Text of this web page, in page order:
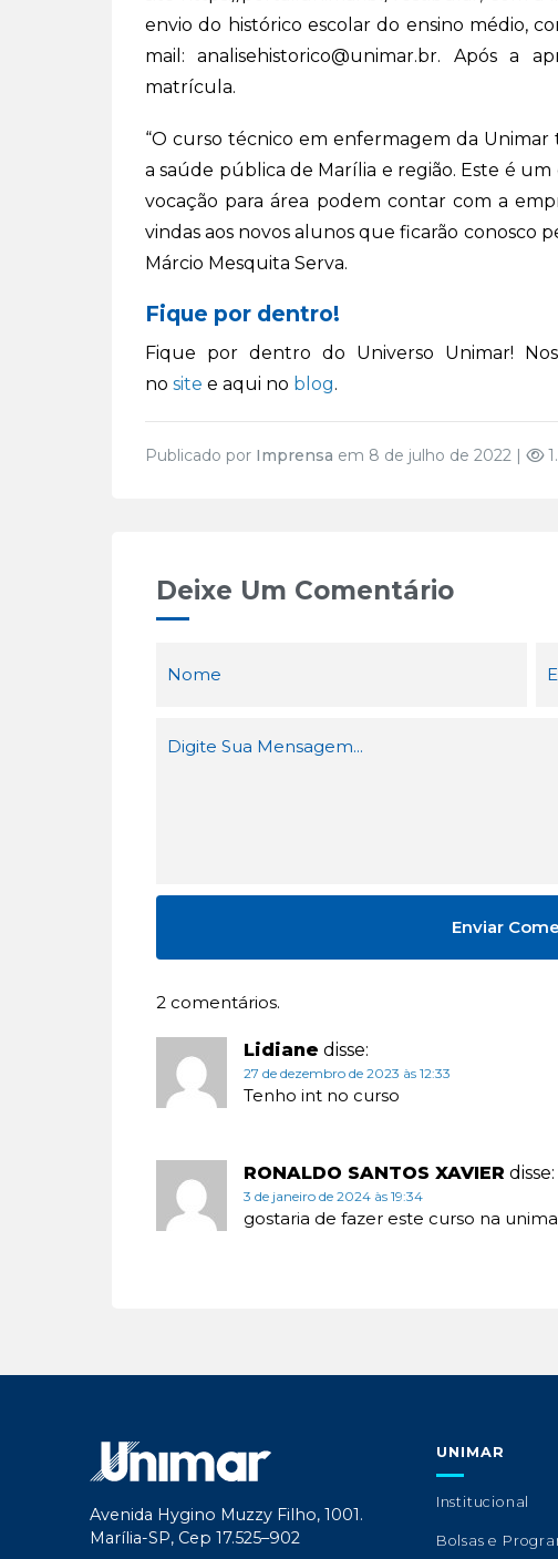
envio do histórico escolar do ensino médio,
mail: analisehistorico@unimar.br. Após a
matrícula.
“O curso técnico em enfermagem da
a saúde pública de Marília e região. Este é
vocação para área podem contar com a
vindas aos novos alunos que ficarão conosco
Márcio Mesquita Serva.
Fique por dentro!
Fique por dentro do Universo Unimar!
no site e aqui no blog.
Publicado por Imprensa em 8 de julho de 2022 |
Deixe Um Comentário
2 comentários.
Lidiane disse:
27 de dezembro de 2023 às 12:33
Tenho int no curso
RONALDO SANTOS XAVIER disse:
3 de janeiro de 2024 às 19:34
gostaria de fazer este curso na
Avenida Hygino Muzzy Filho, 1001.
Marília-SP, Cep 17.525–902
UNIMAR
Institucional
Bolsas e